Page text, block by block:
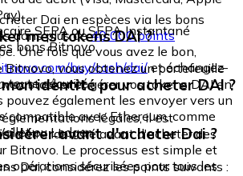
SEPA ou SEPA Instantané
bons Bitnovo
Dai en espèces via les bons
dans plus de40 000 points
Une fois que vous avez le bon,
buy/cash/dai/et échangez-
toute sécurité.
mes tokens DAI ?
vous obtenez un portefeuille
stocker et gérer vos tokens DAI en
pouvez également les envoyer vers un
compatible avec Ethereum, comme
ou Ledger.
identité pour acheter DAI ?
légales, il est
votre identité avant d'acheter des
Bitnovo. Le processus est simple et
opérations sécurisées pour tous les
avant d'acheter Dai ?
Dai, considérez les points suivants :